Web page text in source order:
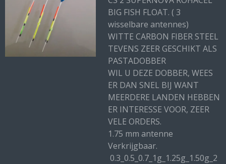
BIG FISH FLOAT. ( 3
wisselbare antennes)
WITTE CARBON FIBER STEEL
TEVENS ZEER GESCHIKT ALS
PASTADOBBER
WIL U DEZE DOBBER, WEES
ER DAN SNEL BIJ WANT
MEERDERE LANDEN HEBBEN
ER INTERESSE VOOR, ZEER
VELE ORDERS.
1.75 mm antenne
Verkrijgbaar.
0.3_0.5_0.7_1g_1.25g_1.50g_2